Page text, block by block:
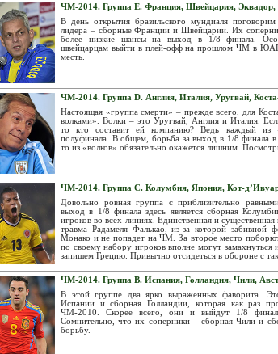
ЧМ-2014. Группа Е. Франция, Швейцария, Эквадор,
В день открытия бразильского мундиаля
лидера – сборные Франции и Швейцарии. Их
более низкие шансы на выход в 1/8 финала.
швейцарцам выйти в плей-офф на прошлом ЧМ в ЮАР,
месть.
ЧМ-2014. Группа D. Англия, Италия, Уругвай,
Настоящая «группа смерти» – прежде всего, для
волками». Волки – это Уругвай, Англия и Италия.
то кто составит ей компанию? Ведь каждый из
полуфинала. В общем, борьба за выход в 1/8 финала
то из «волков» обязательно окажется лишним.
ЧМ-2014. Группа С. Колумбия, Япония, Кот-
Довольно ровная группа с приблизительно
выход в 1/8 финала здесь является сборная
игроков во всех линиях. Единственная и
травма Радамеля Фалькао, из-за которой
Монако и не попадет на ЧМ. За второе место
по своему набору игроков вполне могут
запишем Грецию. Привычно отсидеться в обороне с
ЧМ-2014. Группа В. Испания, Голландия, Чили,
В этой группе два ярко выраженных фаворита.
Испании и сборная Голландии, которая как раз
ЧМ-2010. Скорее всего, они и выйдут 1/8
Сомнительно, что их соперники – сборная Чили и
борьбу.